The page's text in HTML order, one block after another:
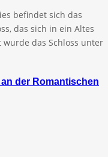
befindet sich das
das sich in ein Altes
das Schloss unter
der Romantischen